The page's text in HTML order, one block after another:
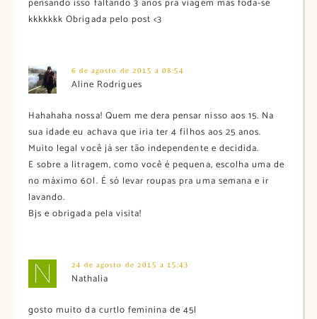
pensando isso faltando 3 anos pra viagem mas foda-se
kkkkkkk Obrigada pelo post <3
6 de agosto de 2015 a 08:54
Aline Rodrigues
Hahahaha nossa! Quem me dera pensar nisso aos 15. Na
sua idade eu achava que iria ter 4 filhos aos 25 anos.
Muito legal você já ser tão independente e decidida.
E sobre a litragem, como você é pequena, escolha uma de
no máximo 60l. É só levar roupas pra uma semana e ir
lavando.
Bjs e obrigada pela visita!
24 de agosto de 2015 a 15:43
Nathalia
gosto muito da curtlo feminina de 45l